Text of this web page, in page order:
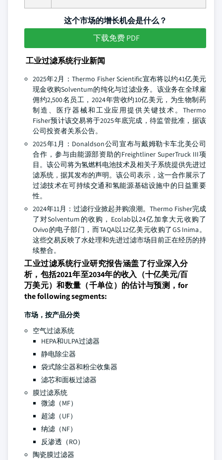
这个市场的增长机会是什么？
下载免费 PDF
工业过滤系统行业新闻
2025年2月：Thermo Fisher Scientific宣布将以约41亿美元
现金收购Solventum的纯化与过滤业务。该业务在全球雇
佣约2,500名员工，2024年营收约10亿美元，为生物制药
制造、医疗器械和工业应用提供关键技术。Thermo
Fisher预计该交易将于2025年底完成，待监管批准，据该
公司投资者关系公告。
2025年1月：Donaldson公司宣布与戴姆勒卡车北美公司
合作，参与由能源部资助的Freightliner SuperTruck III项
目。该公司将为氢燃料电池技术及相关子系统提供先进过
滤系统，据其发布的声明。该公司表示，这一合作展示了
过滤技术在可持续交通和氢能源基础设施中的日益重要
性。
2024年11月：过滤行业掀起并购浪潮。Thermo Fisher完成
了对Solventum的收购，Ecolab以24亿加拿大元收购了
Ovivo的电子部门，而TAQA以12亿美元收购了GS Inima。
这些交易反映了水处理和先进过滤市场目前正在经历的持
续整合。
工业过滤系统行业研究报告涵盖了行业深入分
析，包括2021年至2034年的收入（十亿美元/百
万美元）和数量（千单位）的估计与预测，for
the following segments:
市场，按产品分类
空气过滤系统
HEPA和ULPA过滤器
静电除尘器
袋式除尘器和粉尘收集器
滤芯和面板过滤器
膜过滤系统
微滤（MF）
超滤（UF）
纳滤（NF）
反渗透（RO）
陶瓷膜过滤器